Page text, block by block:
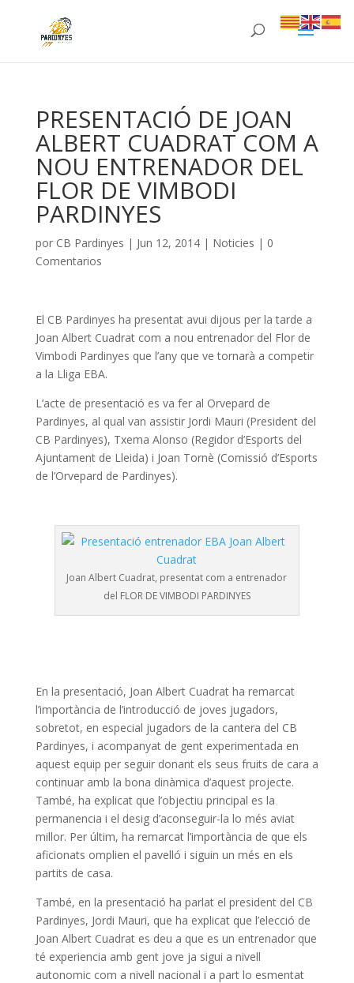
PRESENTACIÓ DE JOAN
ALBERT CUADRAT COM A
NOU ENTRENADOR DEL
FLOR DE VIMBODI
PARDINYES
por CB Pardinyes | Jun 12, 2014| Noticies | 0
Comentarios
El CB Pardinyes ha presentat avui dijous per la tarde a
Joan Albert Cuadrat com a nou entrenador del Flor de
Vimbodi Pardinyes que l’any que ve tornarà a competir
a la Lliga EBA.
L’acte de presentació es va fer al Orvepard de
Pardinyes, al qual van assistir Jordi Mauri (President del
CB Pardinyes), Txema Alonso (Regidor d’Esports del
Ajuntament de Lleida) i Joan Tornè (Comissió d’Esports
de l’Orvepard de Pardinyes).
Joan Albert Cuadrat, presentat com a entrenador
del FLOR DE VIMBODI PARDINYES
En la presentació, Joan Albert Cuadrat ha remarcat
l’importància de l’introducció de joves jugadors,
sobretot, en especial jugadors de la cantera del CB
Pardinyes, i acompanyat de gent experimentada en
aquest equip per seguir donant els seus fruits de cara a
continuar amb la bona dinàmica d’aquest projecte.
També, ha explicat que l’objectiu principal es la
permanencia i el desig d’aconseguir-la lo més aviat
millor. Per últim, ha remarcat l’importància de que els
aficionats omplien el pavelló i siguin un més en els
partits de casa.
També, en la presentació ha parlat el president del CB
Pardinyes, Jordi Mauri, que ha explicat que l’elecció de
Joan Albert Cuadrat es deu a que es un entrenador que
té experiencia amb gent jove ja sigui a nivell
autonomic com a nivell nacional i a part lo esmentat